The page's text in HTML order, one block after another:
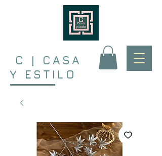
C | CASA
Y ESTILO